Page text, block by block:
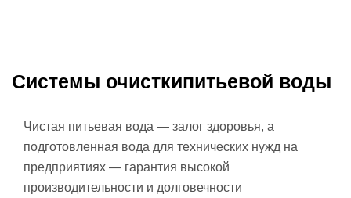
Системы очисткипитьевой воды
Чистая питьевая вода — залог здоровья, а
подготовленная вода для технических нужд на
предприятиях — гарантия высокой
производительности и долговечности